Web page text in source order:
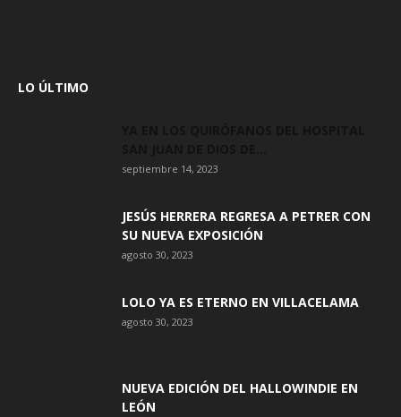
LO ÚLTIMO
septiembre 14, 2023
JESÚS HERRERA REGRESA A PETRER CON
SU NUEVA EXPOSICIÓN
agosto 30, 2023
LOLO YA ES ETERNO EN VILLACELAMA
agosto 30, 2023
NUEVA EDICIÓN DEL HALLOWINDIE EN
LEÓN